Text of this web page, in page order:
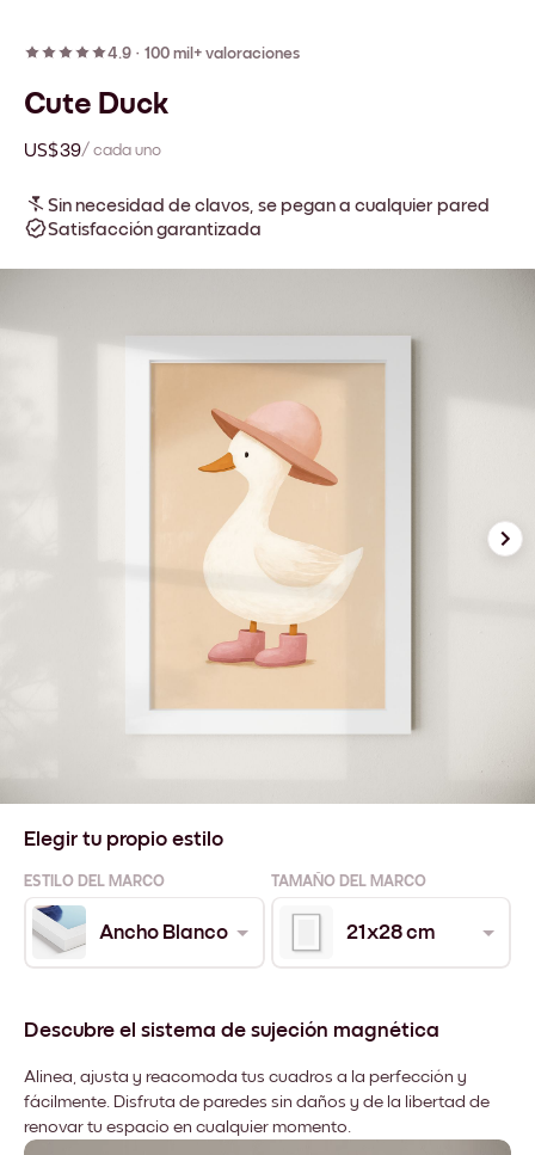
4.9 · 100 mil+ valoraciones
Cute Duck
US$39/ cada uno
Sin necesidad de clavos, se pegan a cualquier pared
Satisfacción garantizada
Elegir tu propio estilo
ESTILO DEL MARCO TAMAÑO DEL MARCO
Ancho Blanco 21x28 cm
Descubre el sistema de sujeción magnética
Alinea, ajusta y reacomoda tus cuadros a la perfección y
fácilmente. Disfruta de paredes sin daños y de la libertad de
renovar tu espacio en cualquier momento.